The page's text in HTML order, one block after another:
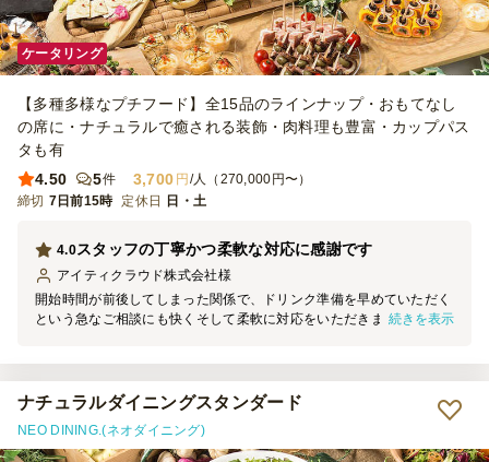
ケータリング
【多種多様なプチフード】全15品のラインナップ・おもてなし
の席に・ナチュラルで癒される装飾・肉料理も豊富・カップパス
タも有
4.50
5件 3,700 円 /人（270,000円〜）
締切 7日前15時 定休日 日・土
スタッフの丁寧かつ柔軟な対応に感謝です
4.0
アイティクラウド株式会社様
開始時間が前後してしまった関係で、ドリンク準備を早めていただく
という急なご相談にも快くそして柔軟に対応をいただきました。 ス
いう声が多かったです！
続きを表示
ナチュラルダイニングスタンダード
NEO DINING.(ネオダイニング)